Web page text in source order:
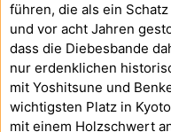
führen, die als ein
und vor acht Jahren
dass die Diebesbande
nur erdenklichen
mit Yoshitsune und
wichtigsten Platz in
mit einem Holzschwert